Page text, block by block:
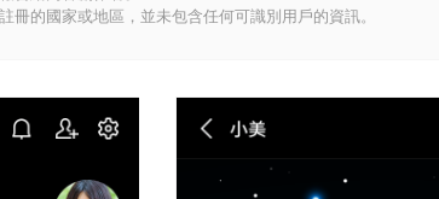
冊的國家或地區，並未包含任何可識別用戶的資訊。